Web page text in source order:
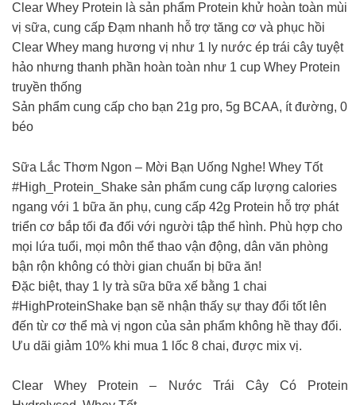
Clear Whey Protein là sản phẩm Protein khử hoàn toàn mùi
vị sữa, cung cấp Đạm nhanh hỗ trợ tăng cơ và phục hồi
Clear Whey mang hương vị như 1 ly nước ép trái cây tuyệt
hảo nhưng thanh phần hoàn toàn như 1 cup Whey Protein
truyền thống
Sản phẩm cung cấp cho bạn 21g pro, 5g BCAA, ít đường, 0
béo
Sữa Lắc Thơm Ngon – Mời Bạn Uống Nghe! Whey Tốt
#High_Protein_Shake sản phẩm cung cấp lượng calories
ngang với 1 bữa ăn phụ, cung cấp 42g Protein hỗ trợ phát
triển cơ bắp tối đa đối với người tập thể hình. Phù hợp cho
mọi lứa tuổi, mọi môn thể thao vận động, dân văn phòng
bận rộn không có thời gian chuẩn bị bữa ăn!
Đặc biệt, thay 1 ly trà sữa bữa xế bằng 1 chai
#HighProteinShake bạn sẽ nhận thấy sự thay đổi tốt lên
đến từ cơ thể mà vị ngon của sản phẩm không hề thay đổi.
Ưu dãi giảm 10% khi mua 1 lốc 8 chai, được mix vị.
Clear Whey Protein – Nước Trái Cây Có Protein